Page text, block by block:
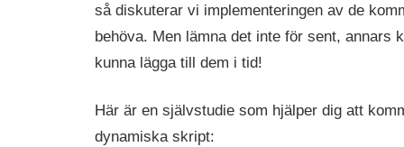
så diskuterar vi implementeringen av de
behöva. Men lämna det inte för sent, annars
kunna lägga till dem i tid!
Här är en självstudie som hjälper dig att
dynamiska skript: